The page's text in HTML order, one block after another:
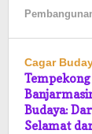
Cagar
Budaya:
Selamat